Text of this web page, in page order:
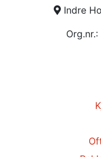
Indre